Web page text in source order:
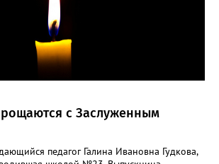
с Заслуженным
педагог Галина Ивановна Гудкова,